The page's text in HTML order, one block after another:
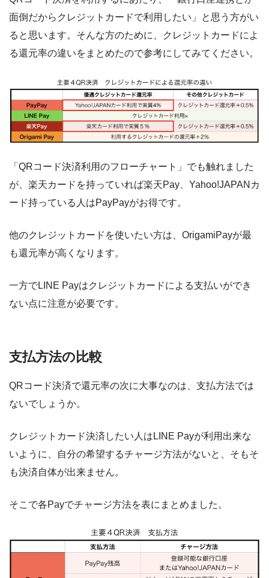
面倒だからクレジットカードで利用したい」と思う方がい
ると思います。そんな方のために、クレジットカードによ
る還元率の違いをまとめたので参考にしてみてください。
「QRコード決済利用のフローチャート」でも触れました
が、楽天カードを持っていれば楽天Pay、Yahoo!JAPANカ
ード持っている人はPayPayがお得です。
他のクレジットカードを使いたい方は、OrigamiPayが最
も還元率が高くなります。
一方でLINE Payはクレジットカードによる支払いができ
ない点に注意が必要です。
支払方法の比較
QRコード決済で還元率の次に大事なのは、支払方法では
ないでしょうか。
クレジットカード決済したい人はLINE Payが利用出来な
いように、自分の希望するチャージ方法がないと、そもそ
も決済自体が出来ません。
そこで各Payでチャージ方法を表にまとめました。